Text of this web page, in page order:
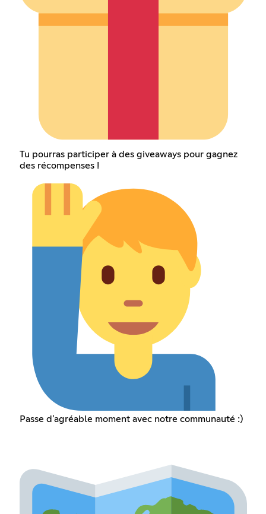
Tu pourras participer à des giveaways pour gagnez
des récompenses !
Passe d'agréable moment avec notre communauté :)